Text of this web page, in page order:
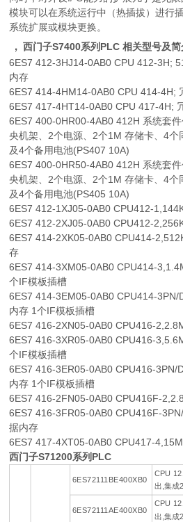
模块可以在系统运行中（热插拔）进行
系统扩展或模块更换。
，西门子S7400系列PLC 相关型号及简
6ES7 412-3HJ14-0AB0 CPU 412-3H;
内存
6ES7 414-4HM14-0AB0 CPU 414-4H;
6ES7 417-4HT14-0AB0 CPU 417-4H;
6ES7 400-0HR00-4AB0 412H 系统套
央机架、2个电源、2个1M 存储卡、4个
及4个备用电池(PS407 10A)
6ES7 400-0HR50-4AB0 412H 系统套
央机架、2个电源、2个1M 存储卡、4个
及4个备用电池(PS405 10A)
6ES7 412-1XJ05-0AB0 CPU412-
6ES7 412-2XJ05-0AB0 CPU412-
6ES7 414-2XK05-0AB0 CPU414-
存
6ES7 414-3XM05-0AB0 CPU414-
个IF模板插槽
6ES7 414-3EM05-0AB0 CPU414-
内存 1个IF模板插槽
6ES7 416-2XN05-0AB0 CPU416-
6ES7 416-3XR05-0AB0 CPU416-
个IF模板插槽
6ES7 416-3ER05-0AB0 CPU416-3PN/
内存 1个IF模板插槽
6ES7 416-2FN05-0AB0 CPU416F-
6ES7 416-3FR05-0AB0 CPU416F-
据内存
6ES7 417-4XT05-0AB0 CPU417-
西门子S71200系列PLC
6ES72111BE400XB0
CPU
出,集成
6ES72111AE400XB0
CPU
出,集成